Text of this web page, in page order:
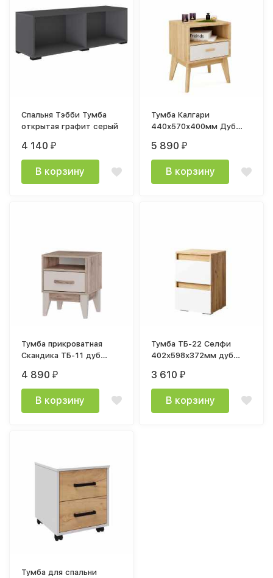
Спальня Тэбби Тумба
открытая графит серый
4 140₽
В корзину
Тумба Калгари
440х570х400мм Дуб
Белый матовый
5 890₽
В корзину
Тумба прикроватная
Скандика ТБ-11 дуб
4 890₽
В корзину
Тумба ТБ-22 Селфи
402х598х372мм дуб
3 610₽
В корзину
Тумба для спальни